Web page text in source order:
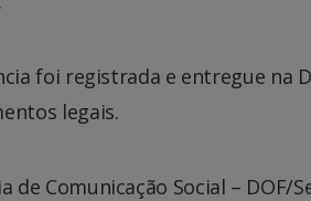
foi registrada e entregue na
legais.
de Comunicação Social – DOF/